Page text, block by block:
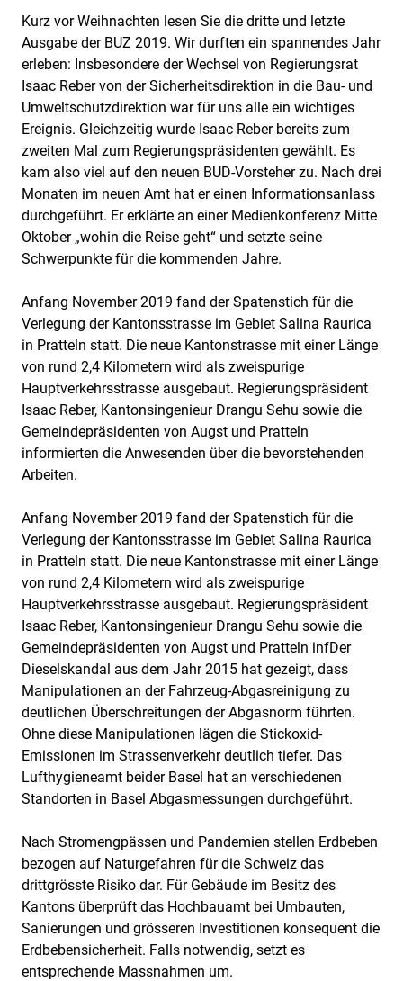
Kurz vor Weihnachten lesen Sie die dritte und letzte
Ausgabe der BUZ 2019. Wir durften ein spannendes Jahr
erleben: Insbesondere der Wechsel von Regierungsrat
Isaac Reber von der Sicherheitsdirektion in die Bau- und
Umweltschutzdirektion war für uns alle ein wichtiges
Ereignis. Gleichzeitig wurde Isaac Reber bereits zum
zweiten Mal zum Regierungspräsidenten gewählt. Es
kam also viel auf den neuen BUD-Vorsteher zu. Nach drei
Monaten im neuen Amt hat er einen Informationsanlass
durchgeführt. Er erklärte an einer Medienkonferenz Mitte
Oktober „wohin die Reise geht“ und setzte seine
Schwerpunkte für die kommenden Jahre.
Anfang November 2019 fand der Spatenstich für die
Verlegung der Kantonsstrasse im Gebiet Salina Raurica
in Pratteln statt. Die neue Kantonstrasse mit einer Länge
von rund 2,4 Kilometern wird als zweispurige
Hauptverkehrsstrasse ausgebaut. Regierungspräsident
Isaac Reber, Kantonsingenieur Drangu Sehu sowie die
Gemeindepräsidenten von Augst und Pratteln
informierten die Anwesenden über die bevorstehenden
Arbeiten.
Anfang November 2019 fand der Spatenstich für die
Verlegung der Kantonsstrasse im Gebiet Salina Raurica
in Pratteln statt. Die neue Kantonstrasse mit einer Länge
von rund 2,4 Kilometern wird als zweispurige
Hauptverkehrsstrasse ausgebaut. Regierungspräsident
Isaac Reber, Kantonsingenieur Drangu Sehu sowie die
Gemeindepräsidenten von Augst und Pratteln infDer
Dieselskandal aus dem Jahr 2015 hat gezeigt, dass
Manipulationen an der Fahrzeug-Abgasreinigung zu
deutlichen Überschreitungen der Abgasnorm führten.
Ohne diese Manipulationen lägen die Stickoxid-
Emissionen im Strassenverkehr deutlich tiefer. Das
Lufthygieneamt beider Basel hat an verschiedenen
Standorten in Basel Abgasmessungen durchgeführt.
Nach Stromengpässen und Pandemien stellen Erdbeben
bezogen auf Naturgefahren für die Schweiz das
drittgrösste Risiko dar. Für Gebäude im Besitz des
Kantons überprüft das Hochbauamt bei Umbauten,
Sanierungen und grösseren Investitionen konsequent die
Erdbebensicherheit. Falls notwendig, setzt es
entsprechende Massnahmen um.